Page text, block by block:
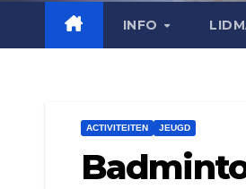
INFO
ACTIVITEITEN JEUGD